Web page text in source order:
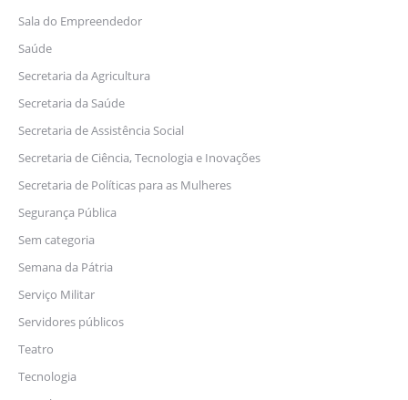
Sala do Empreendedor
Saúde
Secretaria da Agricultura
Secretaria da Saúde
Secretaria de Assistência Social
Secretaria de Ciência, Tecnologia e Inovações
Secretaria de Políticas para as Mulheres
Segurança Pública
Sem categoria
Semana da Pátria
Serviço Militar
Servidores públicos
Teatro
Tecnologia